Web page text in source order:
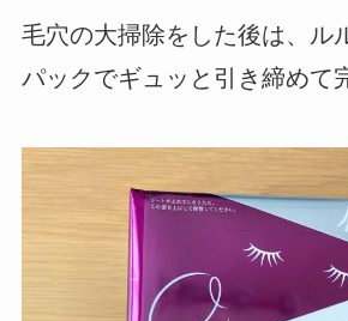
毛穴の大掃除をした後は、ル
パックでギュッと引き締めて